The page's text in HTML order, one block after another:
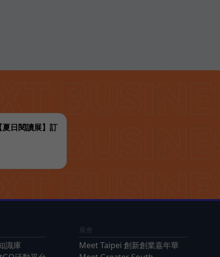
日閱讀展】訂
識庫
展會
Meet Taipei 創新創業嘉年華